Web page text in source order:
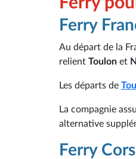
Ferry
Au départ de la
relient Toulon et
Les départs de
La compagnie
alternative
Ferry